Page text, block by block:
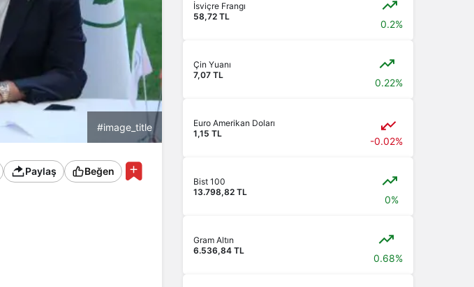
#image_title
Paylaş Beğen
İsviçre Frangı
58,72 TL
0.2%
Çin Yuanı
7,07 TL
0.22%
Euro Amerikan Doları
1,15 TL
-0.02%
Bist 100
13.798,82 TL
0%
Gram Altın
6.536,84 TL
0.68%